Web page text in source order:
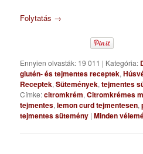
Folytatás →
Ennyien olvasták: 19 011 | Kategória:
glutén- és tejmentes receptek,
Receptek,Sütemények,tejmentes
Címke:citromkrém,Citromkrémes
tejmentes,lemon curd tejmentesen,
tejmentes sütemény |Minden